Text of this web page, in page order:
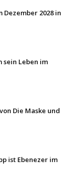
Dezember 2028 in
sein Leben im
Die Maske und
ist Ebenezer im